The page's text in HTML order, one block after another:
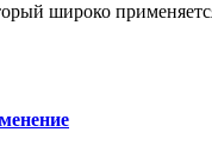
широко